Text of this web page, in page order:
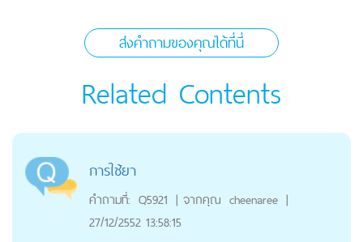
ส่งคำถามของคุณได้ที่นี่
Related Contents
การใช้ยา
คำถามที่: Q5921 | จากคุณ cheenaree |
27/12/2552 13:58:15